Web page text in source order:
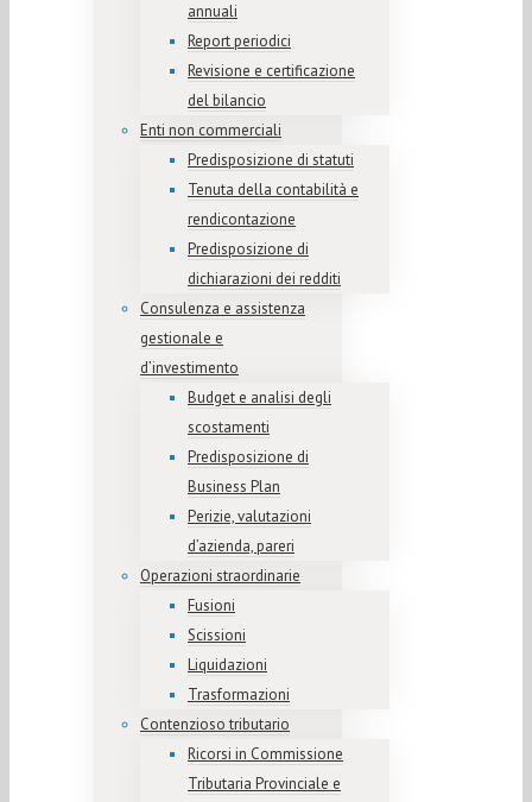
annuali
Report periodici
Revisione e certificazione
del bilancio
Enti non commerciali
Predisposizione di statuti
Tenuta della contabilità e
rendicontazione
Predisposizione di
dichiarazioni dei redditi
Consulenza e assistenza
gestionale e
d’investimento
Budget e analisi degli
scostamenti
Predisposizione di
Business Plan
Perizie, valutazioni
d’azienda, pareri
Operazioni straordinarie
Fusioni
Scissioni
Liquidazioni
Trasformazioni
Contenzioso tributario
Ricorsi in Commissione
Tributaria Provinciale e